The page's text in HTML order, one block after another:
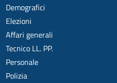
Demografici
Elezioni
Affari generali
Tecnico LL. PP.
Personale
Polizia